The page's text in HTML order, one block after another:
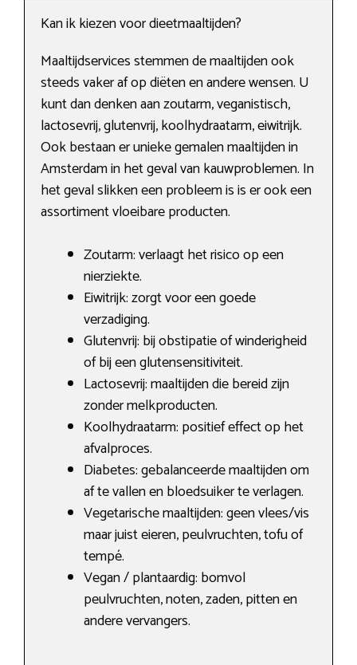
Kan ik kiezen voor dieetmaaltijden?
Maaltijdservices stemmen de maaltijden ook
steeds vaker af op diëten en andere wensen. U
kunt dan denken aan zoutarm, veganistisch,
lactosevrij, glutenvrij, koolhydraatarm, eiwitrijk.
Ook bestaan er unieke gemalen maaltijden in
Amsterdam in het geval van kauwproblemen. In
het geval slikken een probleem is is er ook een
assortiment vloeibare producten.
Zoutarm: verlaagt het risico op een
nierziekte.
Eiwitrijk: zorgt voor een goede
verzadiging.
Glutenvrij: bij obstipatie of winderigheid
of bij een glutensensitiviteit.
Lactosevrij: maaltijden die bereid zijn
zonder melkproducten.
Koolhydraatarm: positief effect op het
afvalproces.
Diabetes: gebalanceerde maaltijden om
af te vallen en bloedsuiker te verlagen.
Vegetarische maaltijden: geen vlees/vis
maar juist eieren, peulvruchten, tofu of
tempé.
Vegan / plantaardig: bomvol
peulvruchten, noten, zaden, pitten en
andere vervangers.